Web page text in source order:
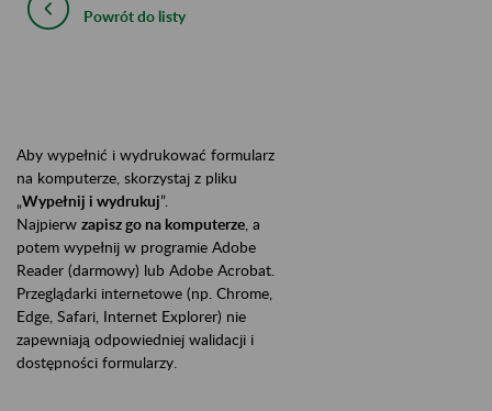
Powrót do listy
Aby wypełnić i wydrukować formularz
na komputerze, skorzystaj z pliku
„Wypełnij i wydrukuj”.
Najpierw zapisz go na komputerze , a
potem wypełnij w programie Adobe
Reader (darmowy) lub Adobe Acrobat.
Przeglądarki internetowe (np. Chrome,
Edge, Safari, Internet Explorer) nie
zapewniają odpowiedniej walidacji i
dostępności formularzy.